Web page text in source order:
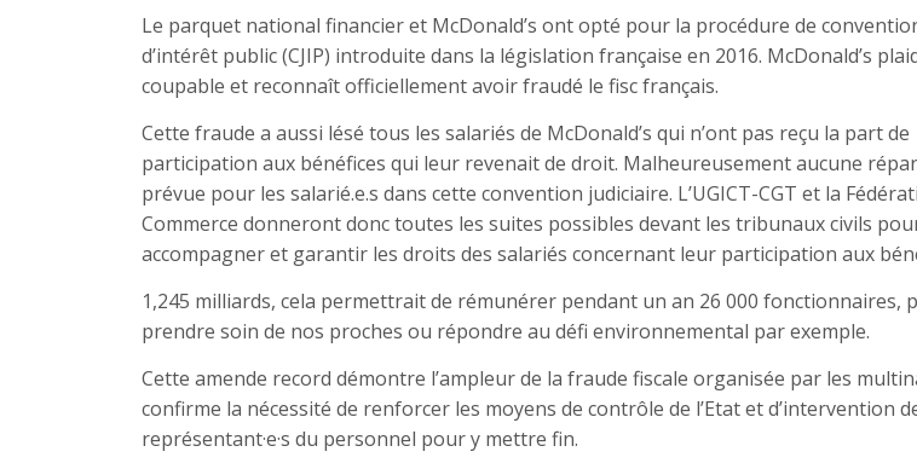
Le parquet national financier et McDonald’s ont opté pour la procédure de
d’intérêt public (CJIP) introduite dans la législation française en 2016. McDonald’s
coupable et reconnaît officiellement avoir fraudé le fisc français.
Cette fraude a aussi lésé tous les salariés de McDonald’s qui n’ont pas reçu la part de
participation aux bénéfices qui leur revenait de droit. Malheureusement aucune
prévue pour les salarié.e.s dans cette convention judiciaire. L’UGICT-CGT et la
Commerce donneront donc toutes les suites possibles devant les tribunaux civils
accompagner et garantir les droits des salariés concernant leur participation aux
1,245 milliards, cela permettrait de rémunérer pendant un an 26 000 fonctionnaires,
prendre soin de nos proches ou répondre au défi environnemental par exemple.
Cette amende record démontre l’ampleur de la fraude fiscale organisée par les
confirme la nécessité de renforcer les moyens de contrôle de l’Etat et d’intervention
représentant·e·s du personnel pour y mettre fin.